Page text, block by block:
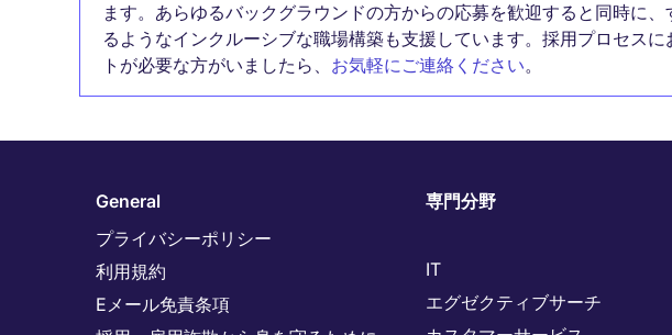
ます。あらゆるバックグラウンドの方からの応募を歓迎すると同時に
るようなインクルーシブな職場構築も支援しています。採用プロセス
トが必要な方がいましたら、 お気軽にご連絡ください。
General
プライバシーポリシー
利用規約
Eメール免責条項
専門分野
IT
エグゼクティブサーチ